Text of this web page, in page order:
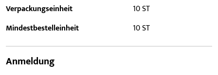
Verpackungseinheit
10 ST
Mindestbestelleinheit
10 ST
Anmeldung